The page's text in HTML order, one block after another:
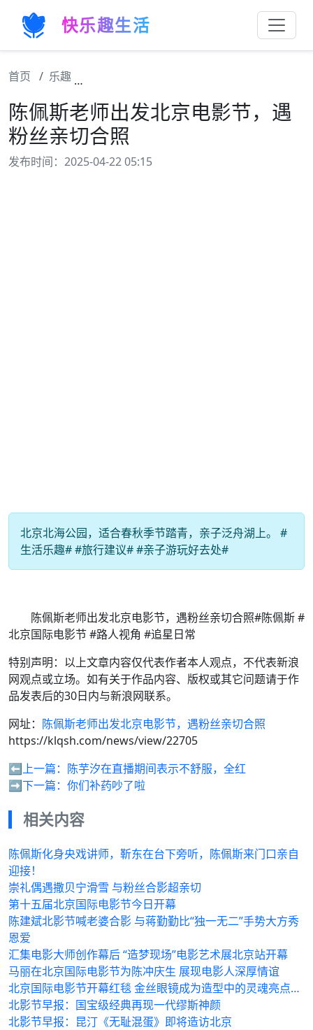
快乐趣生活
首页 乐趣
陈佩斯老师出发北京电影节，遇
粉丝亲切合照
发布时间：2025-04-22 05:15
北京北海公园，适合春秋季节踏青，亲子泛舟湖上。 #
生活乐趣# #旅行建议# #亲子游玩好去处#
陈佩斯老师出发北京电影节，遇粉丝亲切合照#陈佩斯 #
北京国际电影节 #路人视角 #追星日常
特别声明：以上文章内容仅代表作者本人观点，不代表新浪
网观点或立场。如有关于作品内容、版权或其它问题请于作
品发表后的30日内与新浪网联系。
网址： 陈佩斯老师出发北京电影节，遇粉丝亲切合照
https://klqsh.com/news/view/22705
⬅️上一篇： 陈芋汐在直播期间表示不舒服，全红
➡️下一篇： 你们补药吵了啦
相关内容
陈佩斯化身央戏讲师，靳东在台下旁听，陈佩斯来门口亲自
迎接！
崇礼偶遇撒贝宁滑雪 与粉丝合影超亲切
第十五届北京国际电影节今日开幕
陈建斌北影节喊老婆合影 与蒋勤勤比“独一无二”手势大方秀
恩爱
汇集电影大师创作幕后 “造梦现场”电影艺术展北京站开幕
马丽在北京国际电影节为陈冲庆生 展现电影人深厚情谊
北京国际电影节开幕红毯 金丝眼镜成为造型中的灵魂亮点…
北影节早报：国宝级经典再现一代缪斯神颜
北影节早报：昆汀《无耻混蛋》即将造访北京